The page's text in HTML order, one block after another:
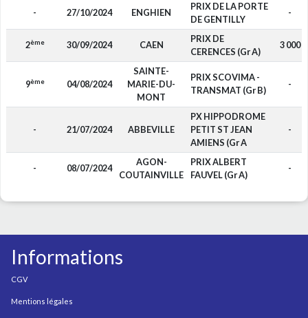
- 27/10/2024 ENGHIEN
PRIX DE LA PORTE
DE GENTILLY
-
2ème 30/09/2024 CAEN
PRIX DE
CERENCES (Gr A)
3 000
9ème 04/08/2024
SAINTE-
MARIE-DU-
MONT
PRIX SCOVIMA -
TRANSMAT (Gr B)
-
- 21/07/2024 ABBEVILLE
PX HIPPODROME
PETIT ST JEAN
AMIENS (Gr A
-
- 08/07/2024
AGON-
COUTAINVILLE
PRIX ALBERT
FAUVEL (Gr A)
-
Informations
CGV
Mentions légales